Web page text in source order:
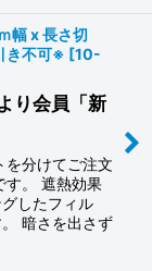
幅 x 長さ切
き不可※ [10-
り会員「新
を分けてご注文
す。 遮熱効果
したフィル
暗さを出さず